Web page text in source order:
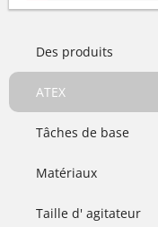
Des produits
ATEX
Tâches de base
Matériaux
Taille d' agitateur